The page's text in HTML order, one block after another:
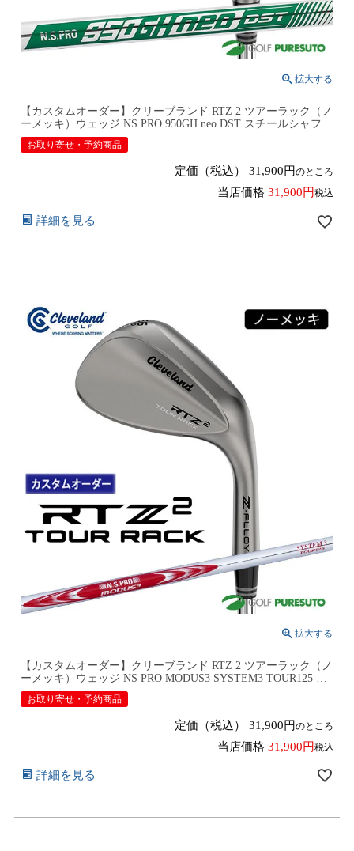
【カスタムオーダー】クリーブランド RTZ 2 ツアーラック（ノ
ーメッキ）ウェッジ NS PRO 950GH neo DST スチールシャフト
2026年モデル日本仕様 日本正規品 cleveland アールティーゼッ
ト ツー【■DC■】9月12日発売予定
お取り寄せ・予約商品
定価（税込） 31,900 のところ
当店価格 31,900 税込
詳細を見る
【カスタムオーダー】クリーブランド RTZ 2 ツアーラック（ノ
ーメッキ）ウェッジ NS PRO MODUS3 SYSTEM3 TOUR125 ス
チールシャフト 2026年モデル日本仕様 日本正規品 cleveland ア
ールティーゼット ツー【■DC■】9月12日発売予定
お取り寄せ・予約商品
定価（税込） 31,900 のところ
当店価格 31,900 税込
詳細を見る